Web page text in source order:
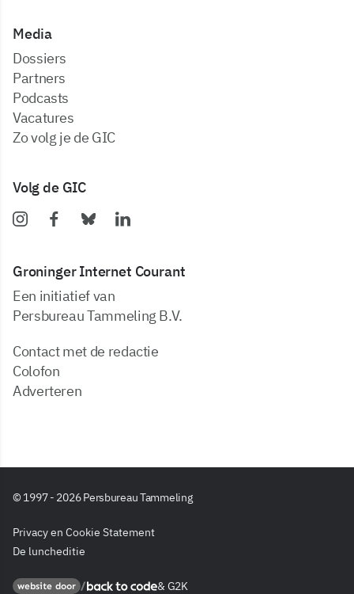
Media
dossiers
partners
podcasts
vacatures
zo volg je de GIC
Volg de GIC
Groninger Internet Courant
Een initiatief van
Persbureau Tammeling B.V.
Contact met de redactie
Colofon
Adverteren
© 1997 - 2026 Persbureau Tammeling
Privacy en Cookie Statement
De luncheditie
website doorBack to code & G2K